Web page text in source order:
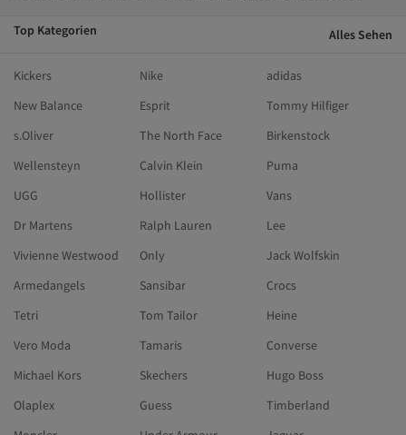
Top Kategorien Alles Sehen
Kickers Nike
adidas
New Balance
Esprit
Tommy Hilfiger
s.Oliver
The North Face
Birkenstock
Wellensteyn
Calvin Klein
Puma
UGG
Hollister
Vans
Dr Martens
Ralph Lauren
Lee
Vivienne Westwood
Only
Jack Wolfskin
Armedangels
Sansibar
Crocs
Tetri
Tom Tailor
Heine
Vero Moda
Tamaris
Converse
Michael Kors
Skechers
Hugo Boss
Olaplex
Guess
Timberland